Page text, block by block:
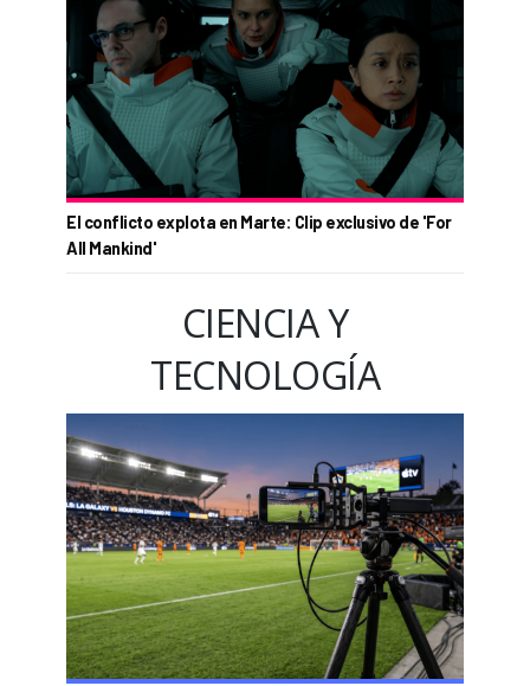
El conflicto explota en Marte: Clip exclusivo de 'For
All Mankind'
CIENCIA Y
TECNOLOGÍA